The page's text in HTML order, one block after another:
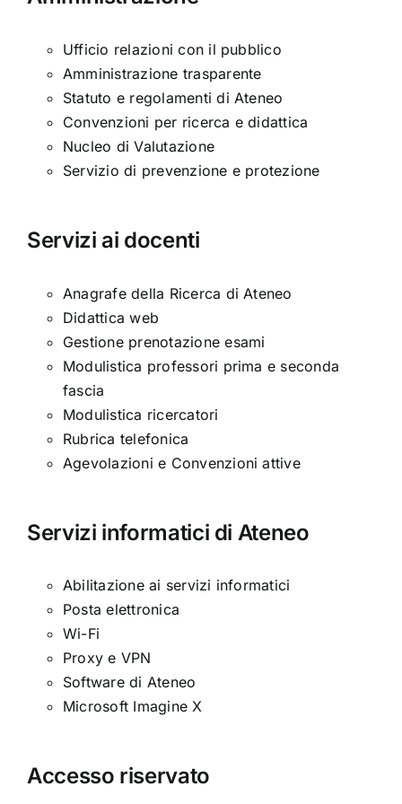
Ufficio relazioni con il pubblico
Amministrazione trasparente
Statuto e regolamenti di Ateneo
Convenzioni per ricerca e didattica
Nucleo di Valutazione
Servizio di prevenzione e protezione
Servizi ai docenti
Anagrafe della Ricerca di Ateneo
Didattica web
Gestione prenotazione esami
Modulistica professori prima e seconda
fascia
Modulistica ricercatori
Rubrica telefonica
Agevolazioni e Convenzioni attive
Servizi informatici di Ateneo
Abilitazione ai servizi informatici
Posta elettronica
Wi-Fi
Proxy e VPN
Software di Ateneo
Microsoft Imagine X
Accesso riservato